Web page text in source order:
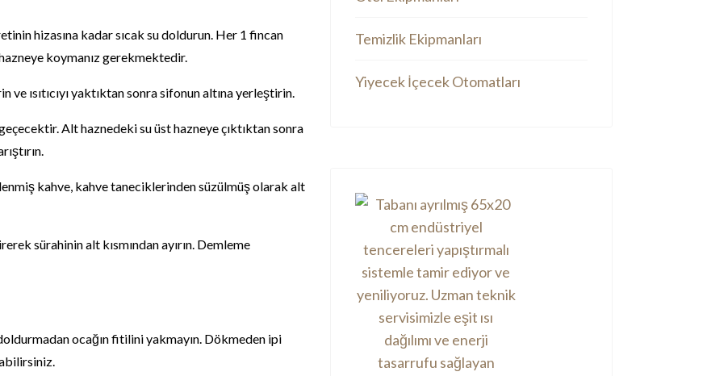
hizasına kadar sıcak su doldurun. Her 1 fincan
koymanız gerekmektedir.
ısıtıcıyı yaktıktan sonra sifonun altına yerleştirin.
Alt haznedeki su üst hazneye çıktıktan sonra
kahve, kahve taneciklerinden süzülmüş olarak alt
sürahinin alt kısmından ayırın. Demleme
doldurmadan ocağın fitilini yakmayın. Dökmeden ipi
Temizlik Ekipmanları
Yiyecek İçecek Otomatları